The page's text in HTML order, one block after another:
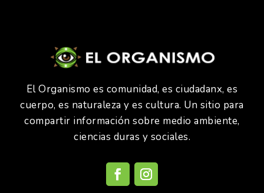
El Organismo es comunidad, es ciudadanx, es
cuerpo, es naturaleza y es cultura. Un sitio para
compartir información sobre medio ambiente,
ciencias duras y sociales.